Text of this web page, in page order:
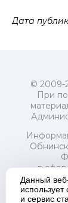
Дата
© 2009-
При
в
и
Данный
и сервис